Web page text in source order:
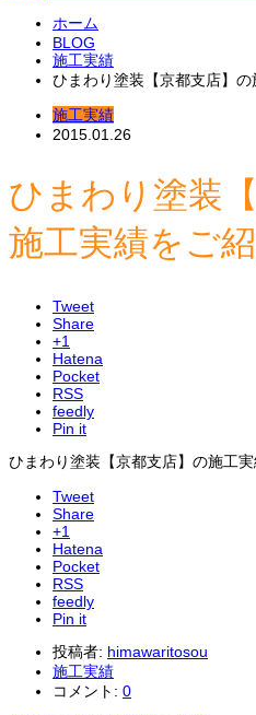
ホーム
BLOG
施工実績
ひまわり塗装【京都支店】
施工実績
2015.01.26
ひまわり塗装
施工実績をご
Tweet
Share
+1
Hatena
Pocket
RSS
feedly
Pin it
ひまわり塗装【京都支店】の施工実
Tweet
Share
+1
Hatena
Pocket
RSS
feedly
Pin it
投稿者: himawaritosou
施工実績
コメント: 0